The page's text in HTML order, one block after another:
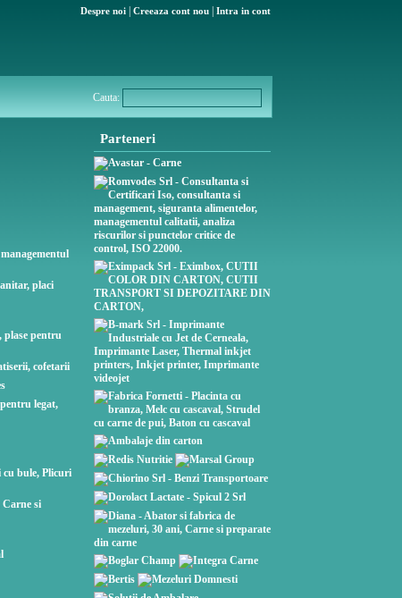
Despre noi Creeaza cont nou Intra in cont
Cauta:
Parteneri